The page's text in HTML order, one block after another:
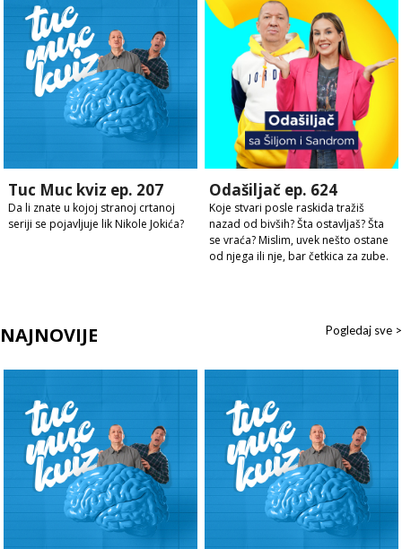
Tuc Muc kviz ep. 207
Da li znate u kojoj stranoj crtanoj
seriji se pojavljuje lik Nikole Jokića?
Odašiljač ep. 624
Koje stvari posle raskida tražiš
nazad od bivših? Šta ostavljaš? Šta
se vraća? Mislim, uvek nešto ostane
od njega ili nje, bar četkica za zube.
NAJNOVIJE Pogledaj sve >